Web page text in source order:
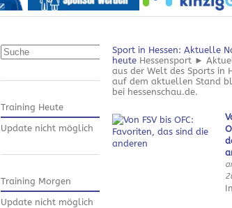
Suchen
Training Heute
Update nicht möglich
Training Morgen
Update nicht möglich
Sport in Hessen: Aktuelle
heute Hessensport ►
aus der Welt des Sports in
auf dem aktuellen Stand
bei hessenschau.de.